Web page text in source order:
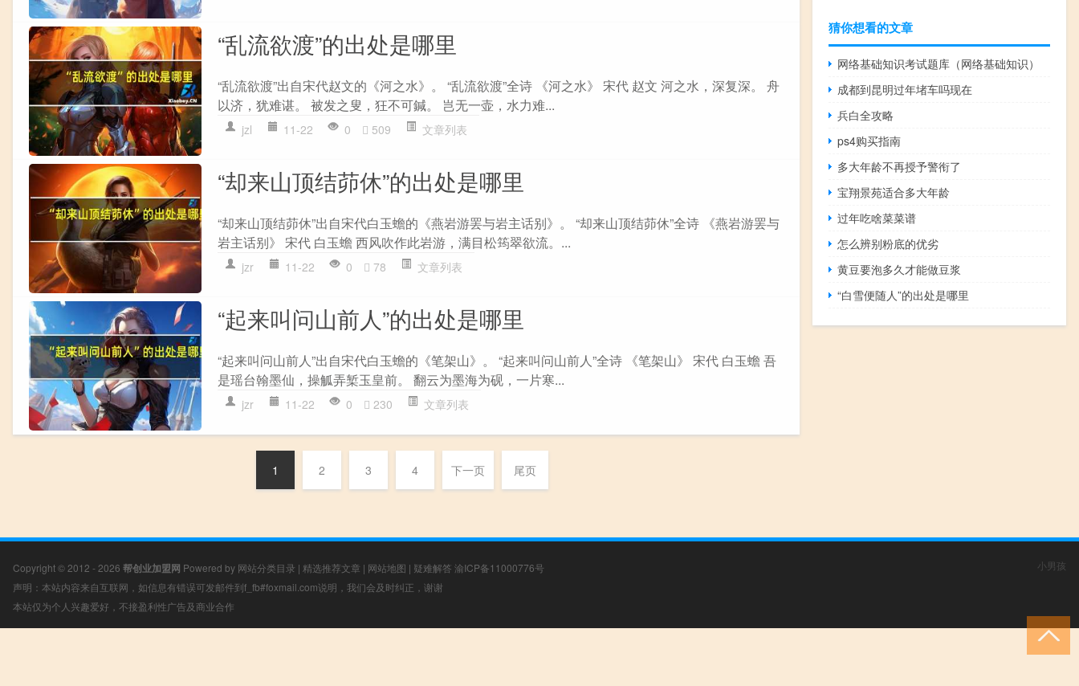
“乱流欲渡”的出处是哪里
“乱流欲渡”出自宋代赵文的《河之水》。 “乱流欲渡”全诗 《河之水》 宋代 赵文 河之水，深复深。 舟
以济，犹难谌。 被发之叟，狂不可鍼。 岂无一壶，水力难...
jzl 11-22 0 509 文章列表
“却来山顶结茆休”的出处是哪里
“却来山顶结茆休”出自宋代白玉蟾的《燕岩游罢与岩主话别》。 “却来山顶结茆休”全诗 《燕岩游罢与
岩主话别》 宋代 白玉蟾 西风吹作此岩游，满目松筠翠欲流。...
jzr 11-22 0 78 文章列表
“起来叫问山前人”的出处是哪里
“起来叫问山前人”出自宋代白玉蟾的《笔架山》。 “起来叫问山前人”全诗 《笔架山》 宋代 白玉蟾 吾
是瑶台翰墨仙，操觚弄椠玉皇前。 翻云为墨海为砚，一片寒...
jzr 11-22 0 230 文章列表
1 2 3 4 下一页 尾页
猜你想看的文章
网络基础知识考试题库（网络基础知识）
成都到昆明过年堵车吗现在
兵白全攻略
ps4购买指南
多大年龄不再授予警衔了
宝翔景苑适合多大年龄
过年吃啥菜菜谱
怎么辨别粉底的优劣
黄豆要泡多久才能做豆浆
“白雪便随人”的出处是哪里
Copyright © 2012 - 2026 帮创业加盟网 Powered by 网站分类目录 | 精选推荐文章 | 网站地图 | 疑难解答 渝ICP备11000776号
声明：本站内容来自互联网，如信息有错误可发邮件到f_fb#foxmail.com说明，我们会及时纠正，谢谢
本站仅为个人兴趣爱好，不接盈利性广告及商业合作
小男孩